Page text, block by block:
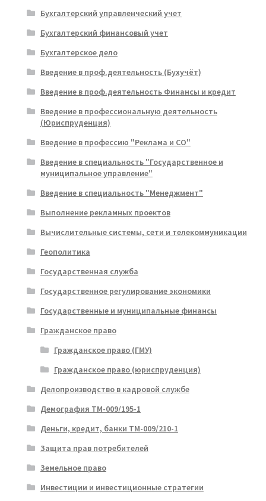
Бухгалтерский управленческий учет
Бухгалтерский финансовый учет
Бухгалтерское дело
Введение в проф.деятельность (Бухучёт)
Введение в проф.деятельность Финансы и кредит
Введение в профессиональную деятельность
(Юриспруденция)
Введение в профессию "Реклама и СО"
Введение в специальность "Государственное и
муниципальное управление"
Введение в специальность "Менеджмент"
Выполнение рекламных проектов
Вычислительные системы, сети и телекоммуникации
Геополитика
Государственная служба
Государственное регулирование экономики
Государственные и муниципальные финансы
Гражданское право
Гражданское право (ГМУ)
Гражданское право (юриспруденция)
Делопроизводство в кадровой службе
Демография ТМ-009/195-1
Деньги, кредит, банки ТМ-009/210-1
Защита прав потребителей
Земельное право
Инвестиции и инвестиционные стратегии